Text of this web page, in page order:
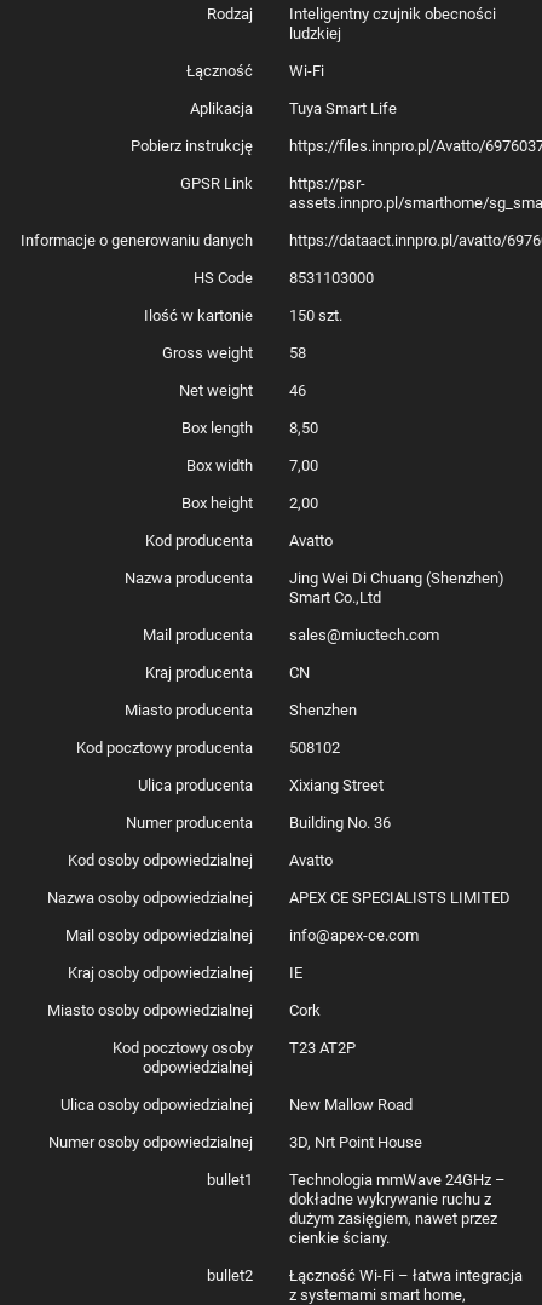
Rodzaj
Inteligentny czujnik obecności
ludzkiej
Łączność Wi-Fi
Aplikacja Tuya Smart Life
Pobierz instrukcję https://files.innpro.pl/Avatto/
GPSR Link
https://psr-
assets.innpro.pl/smarthome/
Informacje o generowaniu danych https://dataact.innpro.pl/avatto/
HS Code 8531103000
Ilość w kartonie 150 szt.
Gross weight 58
Net weight 46
Box length 8,50
Box width 7,00
Box height 2,00
Kod producenta Avatto
Nazwa producenta
Jing Wei Di Chuang (Shenzhen)
Smart Co.,Ltd
Mail producenta sales@miuctech.com
Kraj producenta CN
Miasto producenta Shenzhen
Kod pocztowy producenta 508102
Ulica producenta Xixiang Street
Numer producenta Building No. 36
Kod osoby odpowiedzialnej Avatto
Nazwa osoby odpowiedzialnej APEX CE SPECIALISTS LIMITED
Mail osoby odpowiedzialnej info@apex-ce.com
Kraj osoby odpowiedzialnej IE
Miasto osoby odpowiedzialnej Cork
Kod pocztowy osoby
odpowiedzialnej
T23 AT2P
Ulica osoby odpowiedzialnej New Mallow Road
Numer osoby odpowiedzialnej 3D, Nrt Point House
bullet1
Technologia mmWave 24GHz –
dokładne wykrywanie ruchu z
dużym zasięgiem, nawet przez
cienkie ściany.
bullet2
Łączność Wi-Fi – łatwa integracja
z systemami smart home,